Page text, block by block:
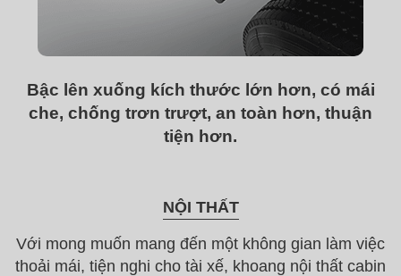
Bậc lên xuống kích thước lớn hơn, có mái
che, chống trơn trượt, an toàn hơn, thuận
tiện hơn.
NỘI THẤT
Với mong muốn mang đến một không gian làm việc
thoải mái, tiện nghi cho tài xế, khoang nội thất cabin